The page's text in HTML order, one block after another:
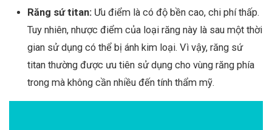
Răng sứ titan: Ưu điểm là có độ bền cao, chi phí thấp.
Tuy nhiên, nhược điểm của loại răng này là sau một thời
gian sử dụng có thể bị ánh kim loại. Vì vậy, răng sứ
titan thường được ưu tiên sử dụng cho vùng răng phía
trong mà không cần nhiều đến tính thẩm mỹ.